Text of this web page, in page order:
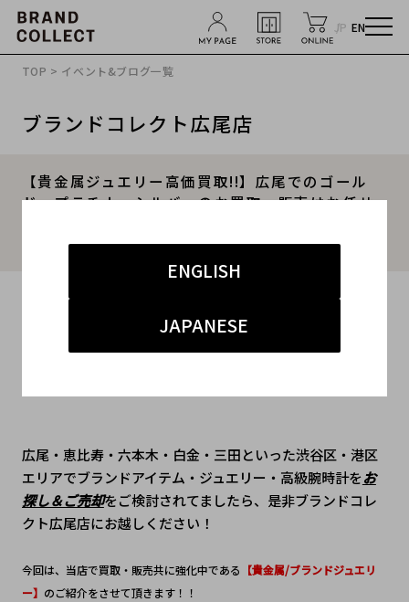
JP EN
ENGLISH
JAPANESE
TOP > イベント&ブログ一覧
ブランドコレクト広尾店
【貴金属ジュエリー高価買取!!】広尾でのゴール
ド・プラチナ・シルバーのお買取・販売はお任せ
いたします！
2025.02.03
#ブランドジュエリー #買取
広尾・恵比寿・六本木・白金・三田といった渋谷区・港区
エリアでブランドアイテム・ジュエリー・高級腕時計をお
探し＆ご売却をご検討されてましたら、是非ブランドコレ
クト広尾店にお越しください！
今回は、当店で買取・販売共に強化中である 【貴金属/ブランドジュエリ
ー】 のご紹介をさせて頂きます！！